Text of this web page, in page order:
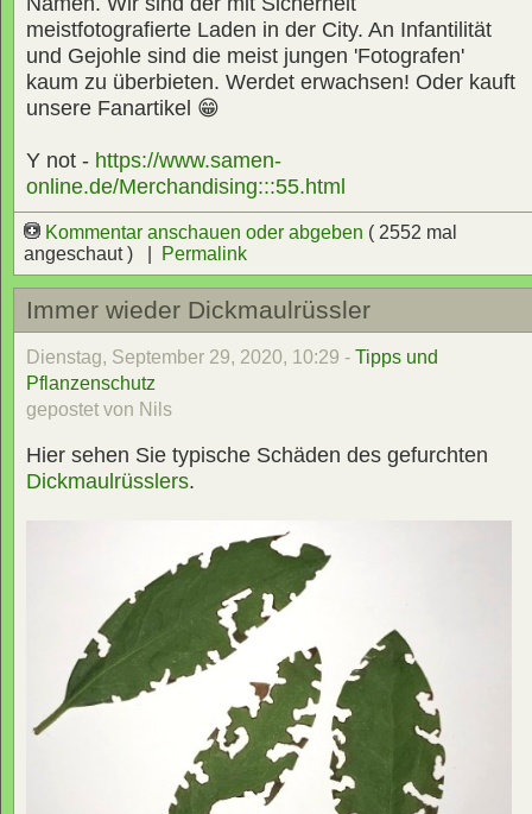
meistfotografierte Laden in der City. An Infantilität
und Gejohle sind die meist jungen 'Fotografen'
kaum zu überbieten. Werdet erwachsen! Oder kauft
unsere Fanartikel 😁
Y not - https://www.samen-
online.de/Merchandising:::55.html
Kommentar anschauen oder abgeben ( 2552 mal
angeschaut ) |
Permalink
Immer wieder Dickmaulrüssler
Dienstag, September 29, 2020, 10:29 - Tipps und
Pflanzenschutz
gepostet von Nils
Hier sehen Sie typische Schäden des gefurchten
Dickmaulrüsslers.